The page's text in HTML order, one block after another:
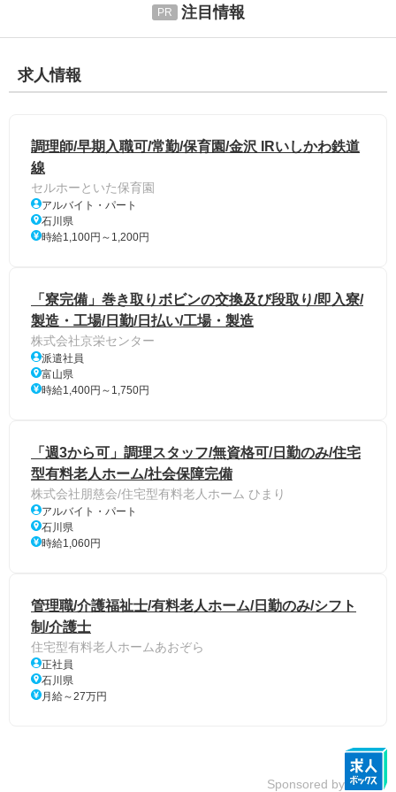
注目情報
求人情報
調理師/早期入職可/常勤/保育園/金沢 IRいしかわ鉄道
線
セルホーといた保育園
アルバイト・パート
石川県
時給1,100円～1,200円
「寮完備」巻き取りボビンの交換及び段取り/即入寮/
製造・工場/日勤/日払い/工場・製造
株式会社京栄センター
派遣社員
富山県
時給1,400円～1,750円
「週3から可」調理スタッフ/無資格可/日勤のみ/住宅
型有料老人ホーム/社会保障完備
株式会社朋慈会/住宅型有料老人ホーム ひまり
アルバイト・パート
石川県
時給1,060円
管理職/介護福祉士/有料老人ホーム/日勤のみ/シフト
制/介護士
住宅型有料老人ホームあおぞら
正社員
石川県
月給～27万円
Sponsored by